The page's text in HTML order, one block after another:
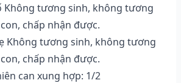
Không tương sinh, không tương
chấp nhận được.
Không tương sinh, không tương
chấp nhận được.
can xung hợp: 1/2